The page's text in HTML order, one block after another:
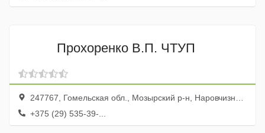
Прохоренко В.П. ЧТУП
247767, Гомельская обл., Мозырский р-н, Наровчизна дер., ул. Абрамова, 60, кв. 57
+375 (29) 535-39-...